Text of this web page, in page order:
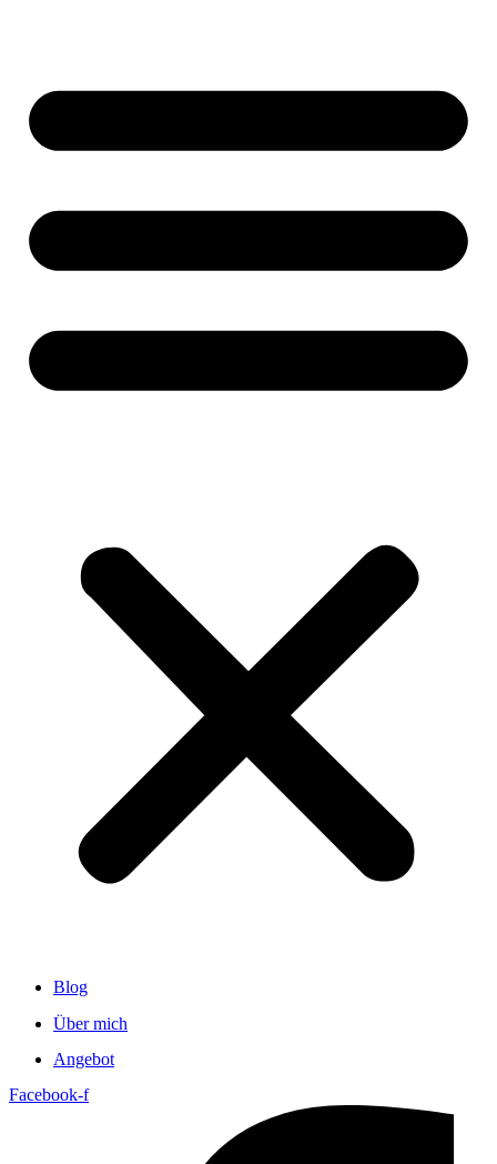
Blog
Über mich
Angebot
Facebook-f